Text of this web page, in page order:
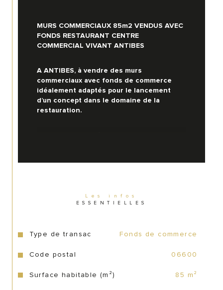
Les infos
ESSENTIELLES
Caractéristiques Valeurs
Type de transac Fonds de commerce
Code postal 06600
Surface habitable (m²) 85 m²
MURS COMMERCIAUX 85m2 VENDUS AVEC
FONDS RESTAURANT CENTRE
COMMERCIAL VIVANT ANTIBES
A ANTIBES, à vendre des murs
commerciaux avec fonds de commerce
idéalement adaptés pour le lancement
d’un concept dans le domaine de la
restauration.
assises dont terrasse (16) sans droit de